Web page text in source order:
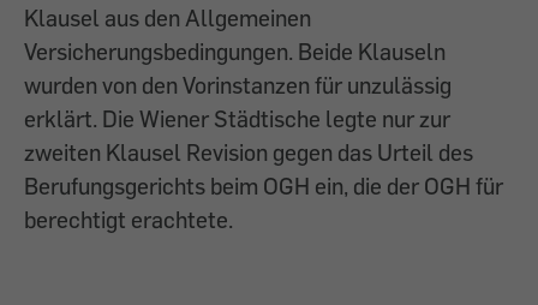
Klausel aus den Allgemeinen
Versicherungsbedingungen. Beide Klauseln
wurden von den Vorinstanzen für unzulässig
erklärt. Die Wiener Städtische legte nur zur
zweiten Klausel Revision gegen das Urteil des
Berufungsgerichts beim OGH ein, die der OGH für
berechtigt erachtete.